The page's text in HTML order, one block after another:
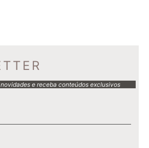
e receba conteúdos exclusivos